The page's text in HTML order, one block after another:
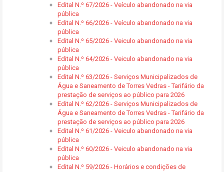
Edital N.º 67/2026 - Veículo abandonado na via
pública
Edital N.º 66/2026 - Veículo abandonado na via
pública
Edital N.º 65/2026 - Veiculo abandonado na via
pública
Edital N.º 64/2026 - Veiculo abandonado na via
pública
Edital N.º 63/2026 - Serviços Municipalizados de
Água e Saneamento de Torres Vedras - Tarifário da
prestação de serviços ao público para 2026
Edital N.º 62/2026 - Serviços Municipalizados de
Água e Saneamento de Torres Vedras - Tarifário da
prestação de serviços ao público para 2026
Edital N.º 61/2026 - Veiculo abandonado na via
pública
Edital N.º 60/2026 - Veiculo abandonado na via
pública
Edital N.º 59/2026 - Horários e condições de